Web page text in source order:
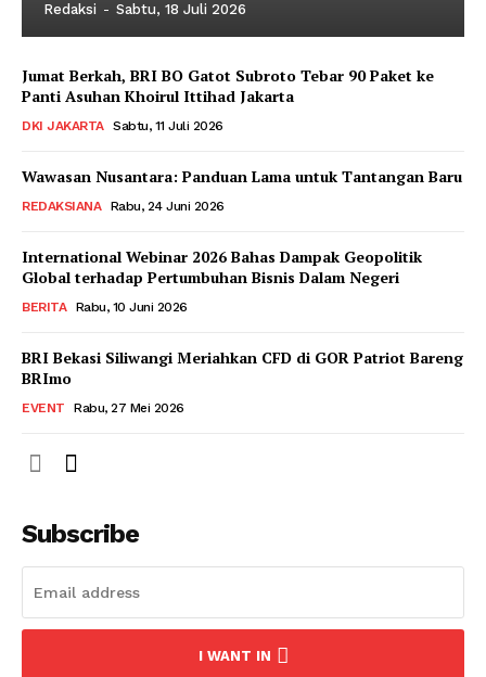
Redaksi - Sabtu, 18 Juli 2026
Jumat Berkah, BRI BO Gatot Subroto Tebar 90 Paket ke
Panti Asuhan Khoirul Ittihad Jakarta
DKI JAKARTA Sabtu, 11 Juli 2026
Wawasan Nusantara: Panduan Lama untuk Tantangan Baru
REDAKSIANA Rabu, 24 Juni 2026
International Webinar 2026 Bahas Dampak Geopolitik
Global terhadap Pertumbuhan Bisnis Dalam Negeri
BERITA Rabu, 10 Juni 2026
BRI Bekasi Siliwangi Meriahkan CFD di GOR Patriot Bareng
BRImo
EVENT Rabu, 27 Mei 2026
Subscribe
I WANT IN